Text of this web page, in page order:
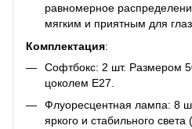
равномерное
мягким и приятным для
Комплектация:
Софтбокс: 2 шт. Размером
цоколем E27.
Флуоресцентная лампа: 8
яркого и стабильного